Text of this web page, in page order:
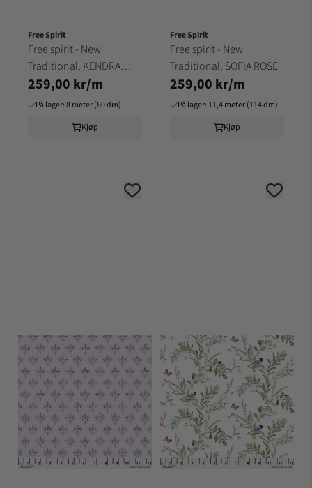
Free Spirit
Free spirit - New
Traditional, KENDRA
SAGE
259,00 kr/m
På lager: 8 meter (80 dm)
Kjøp
Free Spirit
Free spirit - New
Traditional, SOFIA ROSE
259,00 kr/m
På lager: 11,4 meter (114 dm)
Kjøp